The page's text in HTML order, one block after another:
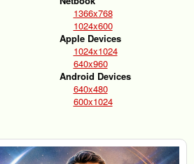
1366x768
1024x600
Apple Devices
1024x1024
640x960
Android Devices
640x480
600x1024